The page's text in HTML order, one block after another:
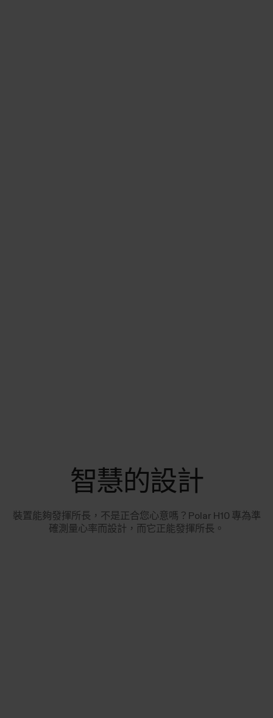
智慧的設計
裝置能夠發揮所長，不是正合您心意嗎？Polar H10 專為準
確測量心率而設計，而它正能發揮所長。